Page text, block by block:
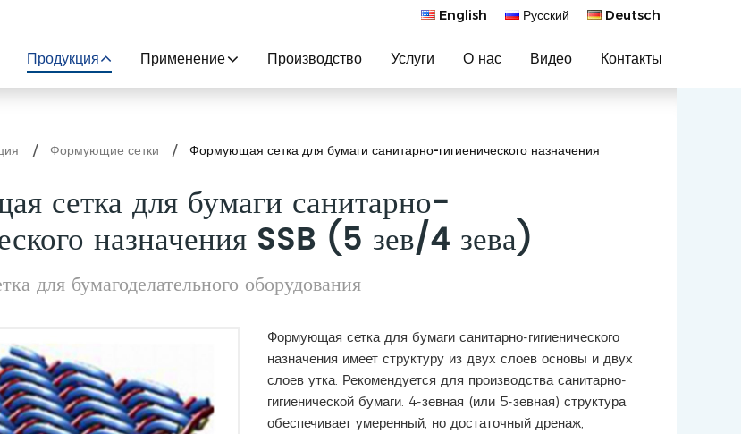
English Русский Deutsch
Продукция Применение Производство Услуги О нас Видео Контакты
Формующие сетки Формующая сетка для бумаги санитарно-гигиенического назначения
сетка для бумаги санитарно-
назначения SSB (5 зев/4 зева)
для бумагоделательного оборудования
Формующая сетка для бумаги санитарно-гигиенического
назначения имеет структуру из двух слоев основы и двух
слоев утка. Рекомендуется для производства санитарно-
гигиенической бумаги. 4-зевная (или 5-зевная) структура
обеспечивает умеренный, но достаточный дренаж,